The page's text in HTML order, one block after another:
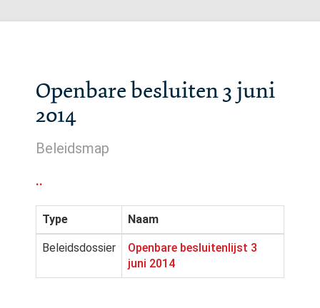
Openbare besluiten 3 juni
2014
Beleidsmap
..
Type Naam
Beleidsdossier
Openbare besluitenlijst 3
juni 2014